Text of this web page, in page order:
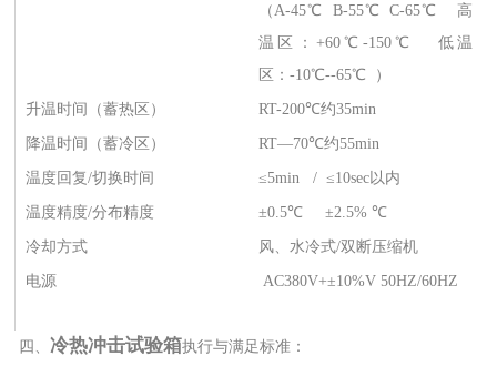
（A-45℃ B-55℃ C-65℃ 高
温区：+60℃-150℃ 低温
区：-10℃--65℃ ）
升温时间（蓄热区） RT-200℃约35min
降温时间（蓄冷区） RT—70℃约55min
温度回复/切换时间 ≤5min / ≤10sec以内
温度精度/分布精度 ±0.5℃ ±2.5% ℃
冷却方式 风、水冷式/双断压缩机
电源 AC380V+±10%V 50HZ/60HZ
四、 冷热冲击试验箱执行与满足标准：